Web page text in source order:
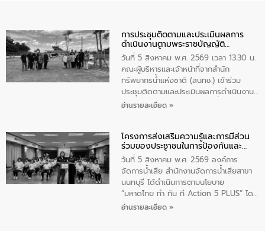
การประชุมติดตามและประเมินผลการ
ดำเนินงานตามพระราชบัญญัติ
ทรัพยากรน้ำ พ.ศ. 2561 ประจำ
ปีงบประมาณ พ.ศ. 2569
วันที่ 5 สิงหาคม พ.ศ. 2569 เวลา 13.30 น.
คณะผู้บริหารและเจ้าหน้าที่จากสำนัก
ทรัพยากรน้ำแห่งชาติ (สนทช.) เข้าร่วม
ประชุมติดตามและประเมินผลการดำเนินงาน
ตามพระราชบัญญัติทรัพยากรน้ำ พ.ศ. 2561
วัดสิงห์ จังหวัดชัยนาท โดยมีนายแสงชัย
สุขชื่น นายกเทศมนตรีตำบลวัดสิงห์ คณะผู้
บริหารเทศบาลตำบลวัดสิงห์ ผู้นำชุมชน และ
ประชาชนในพื้นที่เทศบาลตำบลวัดสิงก์ที่มี
ส่วนได้ส่วนเสียในโครงก่อสร้างศูนย์บริหาร
จัดการคุณภาพน้ำเทศบาลตำบลวัดสิงห์
จังหวัดชัยนาท ให้การต้อนรับ
อ่านรายละเอียด »
โครงการส่งเสริมความรู้และการมีส่วน
ร่วมของประชาชนในการป้องกันและ
แก้ไขปัญหาน้ำเสียอย่างยั่งยืน
วันที่ 5 สิงหาคม พ.ศ. 2569 องค์การ
จัดการน้ำเสีย สำนักงานจัดการน้ำเสียสาขา
นนทบุรี ได้ดำเนินการตามนโยบาย
“มหาดไทย ทำ ทัน ที Action 5 PLUS” โดย
จัดโครงการส่งเสริมความรู้และการมีส่วน
อ่านรายละเอียด »